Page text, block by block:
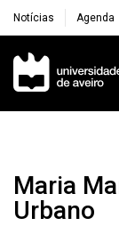
Notícias Agenda
Maria Margarida Carreira Pires
Urbano